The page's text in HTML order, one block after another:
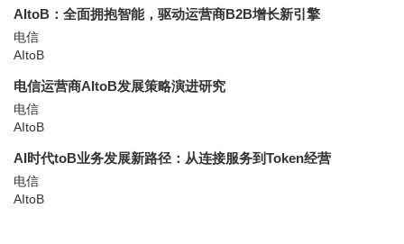
AItoB：全面拥抱智能，驱动运营商B2B增长新引擎
电信
AItoB
电信运营商AItoB发展策略演进研究
电信
AItoB
AI时代toB业务发展新路径：从连接服务到Token经营
电信
AItoB